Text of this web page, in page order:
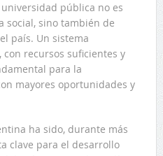
pública no es
social, sino también de
país. Un sistema
recursos suficientes y
para la
mayores oportunidades y
ha sido, durante más
clave para el desarrollo